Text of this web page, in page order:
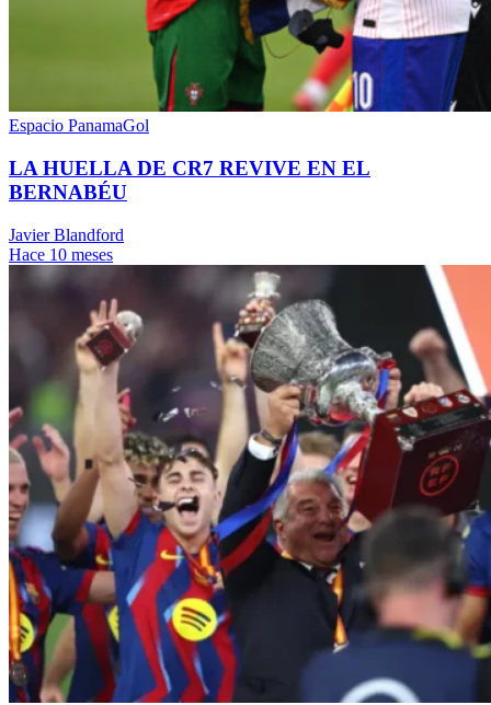
Espacio PanamaGol
LA HUELLA DE CR7 REVIVE EN EL
BERNABÉU
Javier Blandford
Hace 10 meses